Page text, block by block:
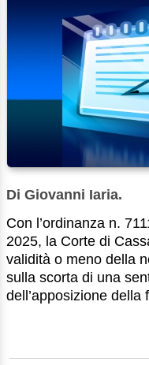
Di Giovanni Iaria.
Con l’ordinanza n.
2025, la Corte di
validità o meno della
sulla scorta di una
dell’apposizione della